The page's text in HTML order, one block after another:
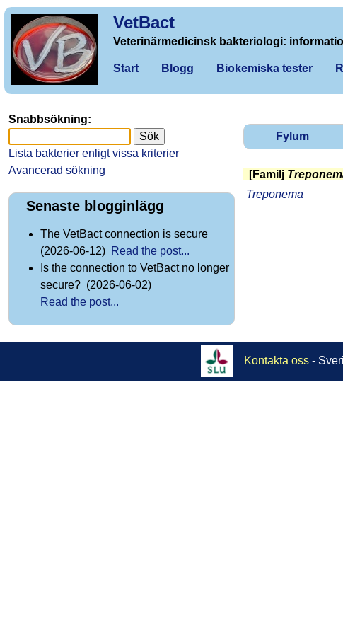
VetBact
Veterinärmedicinsk bakteriologi:
Start Blogg Biokemiska tester
Fylum
[Familj
Treponema
Snabbsökning:
Lista bakterier enligt vissa kriterier
Avancerad sökning
Senaste blogginlägg
The VetBact connection is secure
(2026-06-12) Read the post...
Is the connection to VetBact no longer
secure? (2026-06-02)
Read the post...
Kontakta oss-